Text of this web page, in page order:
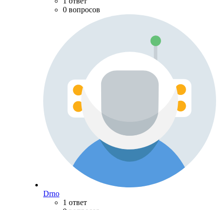
0 вопросов
Drno
1 ответ